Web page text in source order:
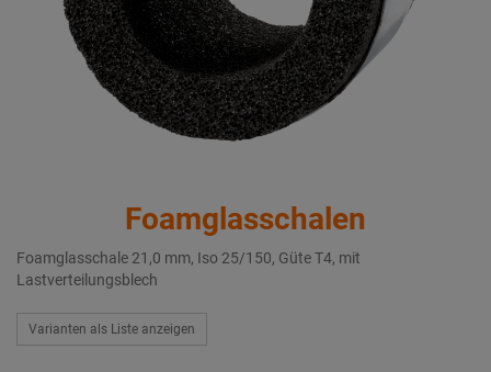
Foamglasschalen
Foamglasschale 21,0 mm, Iso 25/150, Güte T4, mit
Lastverteilungsblech
Varianten als Liste anzeigen